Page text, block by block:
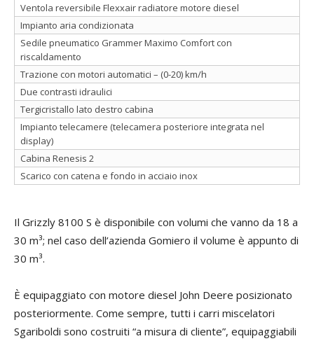
Ventola reversibile Flexxair radiatore motore diesel
Impianto aria condizionata
Sedile pneumatico Grammer Maximo Comfort con
riscaldamento
Trazione con motori automatici – (0-20) km/h
Due contrasti idraulici
Tergicristallo lato destro cabina
Impianto telecamere (telecamera posteriore integrata nel
display)
Cabina Renesis 2
Scarico con catena e fondo in acciaio inox
Il Grizzly 8100 S è disponibile con volumi che vanno da 18 a
30 m³; nel caso dell’azienda Gomiero il volume è appunto di
30 m³.
È equipaggiato con motore diesel John Deere posizionato
posteriormente. Come sempre, tutti i carri miscelatori
Sgariboldi sono costruiti “a misura di cliente”, equipaggiabili